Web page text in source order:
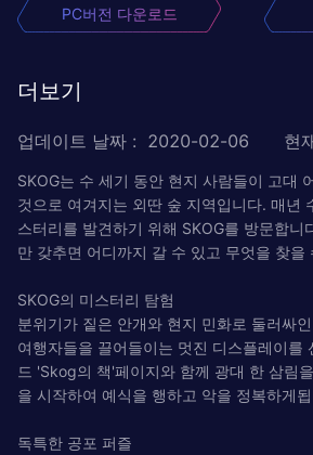
PC버전 다운로드
더보기
업데이트 날짜 : 2020-02-06 현
SKOG는 수 세기 동안 현지 사람들이 고대
것으로 여겨지는 외딴 숲 지역입니다. 매년
스터리를 발견하기 위해 SKOG를 방문합니
만 갖추면 어디까지 갈 수 있고 무엇을 찾을
SKOG의 미스터리 탐험
분위기가 짙은 안개와 현지 민화로 둘러싸
여행자들을 끌어들이는 멋진 디스플레이를
드 'Skog의 책'페이지와 함께 광대 한 삼림
을 시작하여 예식을 행하고 악을 정복하게
독특한 공포 퍼즐